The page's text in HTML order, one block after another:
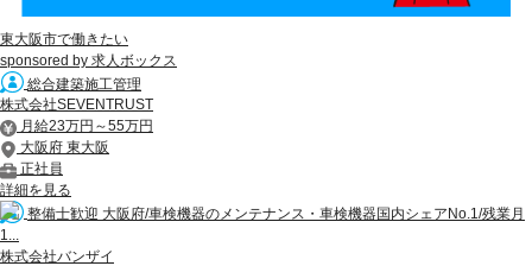
東大阪市で働きたい
sponsored by 求人ボックス
総合建築施工管理
株式会社SEVENTRUST
月給23万円～55万円
大阪府 東大阪
正社員
詳細を見る
整備士歓迎 大阪府/車検機器のメンテナンス・車検機器国内シェアNo.1/残業月
1...
株式会社バンザイ